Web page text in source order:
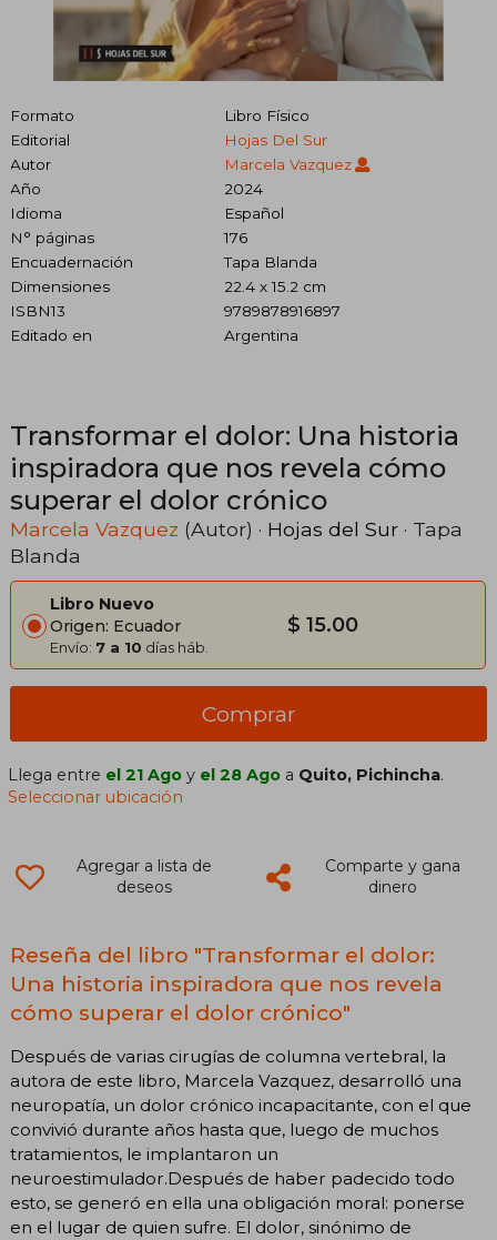
Formato
Libro Físico
Editorial
Hojas Del Sur
Autor
Marcela Vazquez
Año
2024
Idioma
Español
N° páginas
176
Encuadernación
Tapa Blanda
Dimensiones
22.4 x 15.2 cm
ISBN13
9789878916897
Editado en
Argentina
Transformar el dolor: Una historia
inspiradora que nos revela cómo
superar el dolor crónico
Marcela Vazquez (Autor) · Hojas del Sur · Tapa
Blanda
Libro Nuevo
Origen: Ecuador
Envío: 7 a 10 días háb.
$ 15.00
Comprar
Llega entre el 21 Ago y el 28 Ago a Quito, Pichincha.
Seleccionar ubicación
Agregar a lista de
deseos
Comparte y gana
dinero
Reseña del libro "Transformar el dolor:
Una historia inspiradora que nos revela
cómo superar el dolor crónico"
Después de varias cirugías de columna vertebral, la
autora de este libro, Marcela Vazquez, desarrolló una
neuropatía, un dolor crónico incapacitante, con el que
convivió durante años hasta que, luego de muchos
tratamientos, le implantaron un
neuroestimulador.Después de haber padecido todo
esto, se generó en ella una obligación moral: ponerse
en el lugar de quien sufre. El dolor, sinónimo de